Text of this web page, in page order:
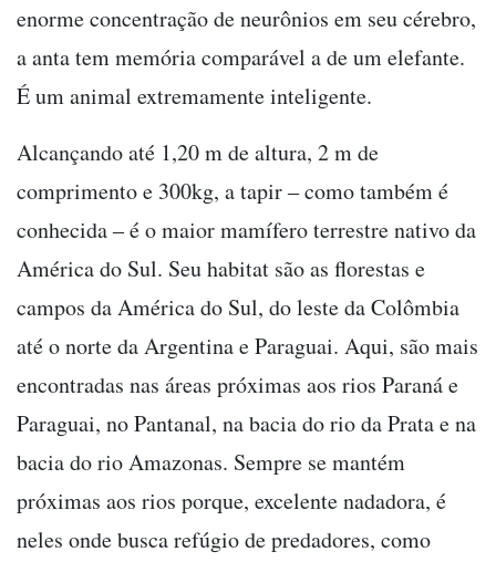
enorme concentração de neurônios em seu cérebro,
a anta tem memória comparável a de um elefante.
É um animal extremamente inteligente.
Alcançando até 1,20 m de altura, 2 m de
comprimento e 300kg, a tapir ‒ como também é
conhecida ‒ é o maior mamífero terrestre nativo da
América do Sul. Seu habitat são as florestas e
campos da América do Sul, do leste da Colômbia
até o norte da Argentina e Paraguai. Aqui, são mais
encontradas nas áreas próximas aos rios Paraná e
Paraguai, no Pantanal, na bacia do rio da Prata e na
bacia do rio Amazonas. Sempre se mantém
próximas aos rios porque, excelente nadadora, é
neles onde busca refúgio de predadores, como